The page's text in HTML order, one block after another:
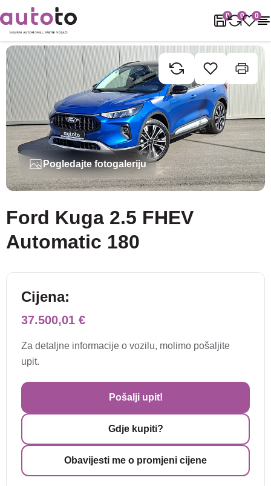
0 0 0
Naslovnica Rabljena vozila Ford Kuga 2.5 FHEV
Pogledajte fotogaleriju
Ford Kuga 2.5 FHEV
Automatic 180
Cijena:
37.500,01 €
Za detaljne informacije o vozilu, molimo pošaljite
upit.
Pošalji upit!
Gdje kupiti?
Obavijesti me o promjeni cijene